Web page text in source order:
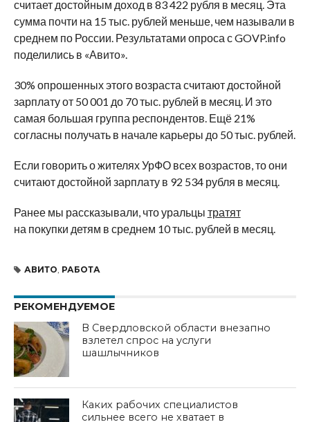
считает достойным доход в 83 422 рубля в месяц. Эта
сумма почти на 15 тыс. рублей меньше, чем называли в
среднем по России. Результатами опроса с GOVP.info
поделились в «Авито».
30% опрошенных этого возраста считают достойной
зарплату от 50 001 до 70 тыс. рублей в месяц. И это
самая большая группа респондентов. Ещё 21%
согласны получать в начале карьеры до 50 тыс. рублей.
Если говорить о жителях УрФО всех возрастов, то они
считают достойной зарплату в 92 534 рубля в месяц.
Ранее мы рассказывали, что уральцы тратят
на покупки детям в среднем 10 тыс. рублей в месяц.
АВИТО РАБОТА
РЕКОМЕНДУЕМОЕ
В Свердловской области внезапно
взлетел спрос на услуги
шашлычников
Каких рабочих специалистов
сильнее всего не хватает в